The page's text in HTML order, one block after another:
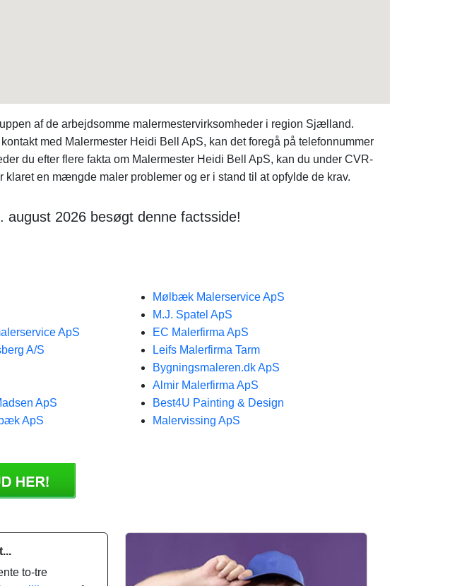
af de arbejdsomme malermestervirksomheder i region Sjælland.
med Malermester Heidi Bell ApS, kan det foregå på telefonnummer
du efter flere fakta om Malermester Heidi Bell ApS, kan du under CVR-
klaret en mængde maler problemer og er i stand til at opfylde de krav.
2026 besøgt denne factsside!
ApS
A/S
ApS
ApS
Mølbæk Malerservice ApS
M.J. Spatel ApS
EC Malerfirma ApS
Leifs Malerfirma Tarm
Bygningsmaleren.dk ApS
Almir Malerfirma ApS
Best4U Painting & Design
Malervissing ApS
to-tre